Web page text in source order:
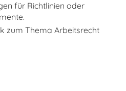
für Richtlinien oder
zum Thema Arbeitsrecht